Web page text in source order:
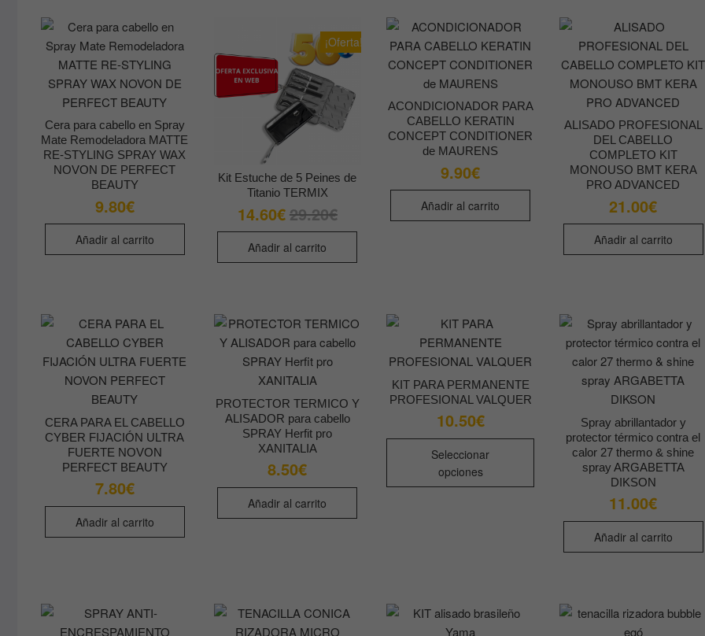
Cera para cabello en Spray
Mate Remodeladora MATTE
RE-STYLING SPRAY WAX
NOVON DE PERFECT
BEAUTY
9.80€
Añadir al carrito
¡Oferta!
Kit Estuche de 5 Peines de
Titanio TERMIX
29.20€El
precio
original
29.20€.
14.60€ El
precio
actual
14.60€.
Añadir al carrito
ACONDICIONADOR PARA
CABELLO KERATIN
CONCEPT CONDITIONER
de MAURENS
9.90€
Añadir al carrito
ALISADO PROFESIONAL
DEL CABELLO
COMPLETO KIT
MONOUSO BMT KERA
PRO ADVANCED
21.00€
Añadir al carrito
CERA PARA EL CABELLO
CYBER FIJACIÓN ULTRA
FUERTE NOVON
PERFECT BEAUTY
7.80€
Añadir al carrito
PROTECTOR TERMICO Y
ALISADOR para cabello
SPRAY Herfit pro
XANITALIA
8.50€
Añadir al carrito
KIT PARA PERMANENTE
PROFESIONAL VALQUER
10.50€
Seleccionar
opciones
Este
producto
variantes.
opciones
elegir
Spray abrillantador y
protector térmico contra el
calor 27 thermo & shine
spray ARGABETTA
DIKSON
11.00€
Añadir al carrito